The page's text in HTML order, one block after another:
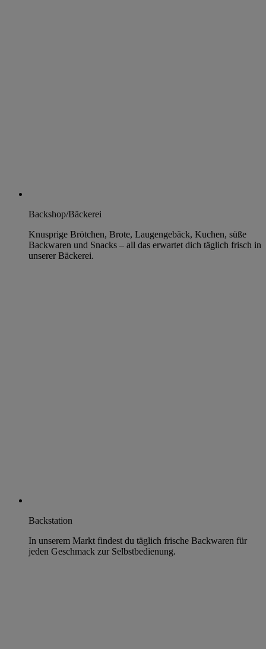
Backshop/Bäckerei
Knusprige Brötchen, Brote, Laugengebäck, Kuchen, süße
Backwaren und Snacks – all das erwartet dich täglich frisch in
unserer Bäckerei.
Backstation
In unserem Markt findest du täglich frische Backwaren für
jeden Geschmack zur Selbstbedienung.